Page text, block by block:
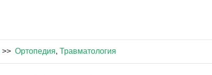
>> Ортопедия, Травматология